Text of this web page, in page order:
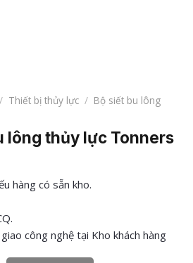
/ Thiết bị thủy lực / Bộ siết bu lông
lông thủy lực Tonners
hàng có sẵn kho.
công nghệ tại Kho khách hàng